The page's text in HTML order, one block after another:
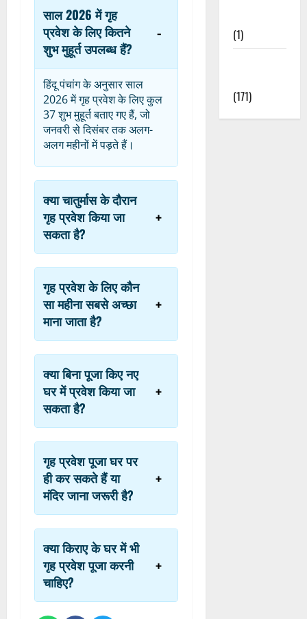
साल 2026 में गृह
प्रवेश के लिए कितने
शुभ मुहूर्त उपलब्ध हैं?
हिंदू पंचांग के अनुसार साल
2026 में गृह प्रवेश के लिए कुल
37 शुभ मुहूर्त बताए गए हैं, जो
जनवरी से दिसंबर तक अलग-
अलग महीनों में पड़ते हैं।
क्या चातुर्मास के दौरान
गृह प्रवेश किया जा
सकता है?
गृह प्रवेश के लिए कौन
सा महीना सबसे अच्छा
माना जाता है?
क्या बिना पूजा किए नए
घर में प्रवेश किया जा
सकता है?
गृह प्रवेश पूजा घर पर
ही कर सकते हैं या
मंदिर जाना जरूरी है?
क्या किराए के घर में भी
गृह प्रवेश पूजा करनी
चाहिए?
(1)
(171)